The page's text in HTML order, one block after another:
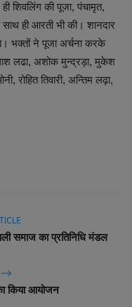
शिवलिंग की पूजा, पंचामृत,
ही आरती भी की। शानदार
भक्तों ने पूजा अर्चना करके
लढा, अशोक मुन्द्रड़ा, मुकेश
रोहित तिवारी, अन्तिम लढ़ा,
समाज का प्रतिनिधि मंडल
किया आयोजन